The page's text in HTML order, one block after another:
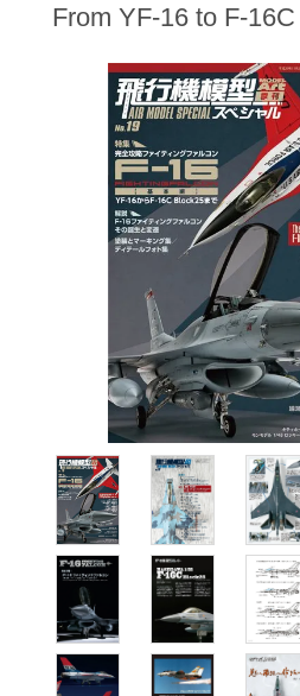
From YF-16 to F-